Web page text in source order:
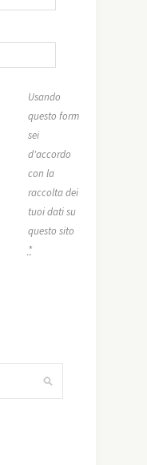
Usando
questo form
sei
d'accordo
con la
raccolta dei
tuoi dati su
questo sito
*